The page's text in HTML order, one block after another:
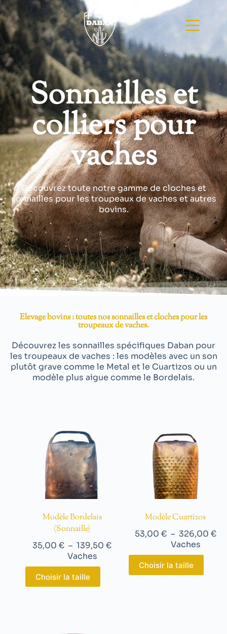
Sonnailles et
colliers pour
vaches
Découvrez toute notre gamme de cloches et
sonnailles pour les troupeaux de vaches et autres
bovins.
Elevage bovins : toutes nos sonnailles et cloches pour les
troupeaux de vaches.
Découvrez les sonnailles spécifiques Daban pour
les troupeaux de vaches : les modèles avec un son
plutôt grave comme le Metal et le Cuartizos ou un
modèle plus aigue comme le Bordelais.
Modèle Bordelais
(Sonnaille)
35,00 € – 139,50 €
Vaches
Choisir la taille
Modèle Cuartizos
53,00 € – 326,00 €
Vaches
Choisir la taille